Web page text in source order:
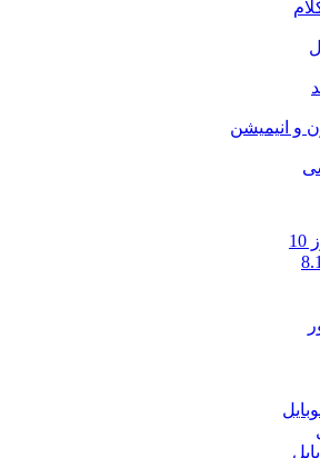
و انیمیشن